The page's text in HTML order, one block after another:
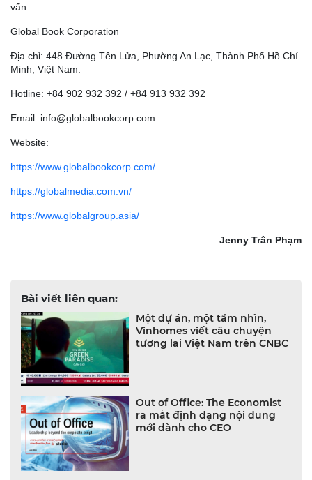
vấn.
Global Book Corporation
Địa chỉ: 448 Đường Tên Lửa, Phường An Lạc, Thành Phố Hồ Chí
Minh, Việt Nam.
Hotline: +84 902 932 392 / +84 913 932 392
Email: info@globalbookcorp.com
Website:
https://www.globalbookcorp.com/
https://globalmedia.com.vn/
https://www.globalgroup.asia/
Jenny Trân Phạm
Bài viết liên quan:
Một dự án, một tầm nhìn,
Vinhomes viết câu chuyện
tương lai Việt Nam trên CNBC
Out of Office: The Economist
ra mắt định dạng nội dung
mới dành cho CEO